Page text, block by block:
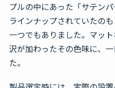
プルの中にあった「サテン
ラインナップされていたの
一つでもありました。マッ
沢が加わったその色味に、
た。